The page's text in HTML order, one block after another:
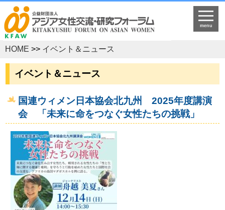
menu
HOME >> イベント＆ニュース
イベント＆ニュース
国連ウィメン日本協会北九州 2025年度講演
会 「未来に命をつなぐ女性たちの挑戦」